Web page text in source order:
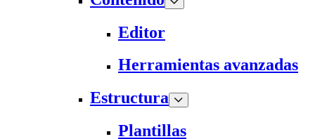
Editor
Herramientas avanzadas
Estructura
Plantillas